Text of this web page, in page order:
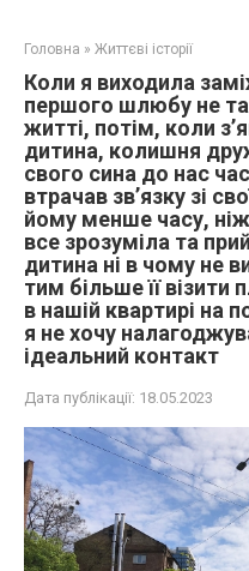
Головна » Життєві історії
Коли я виходила
першого шлюбу не
житті, потім, коли
дитина, колишня
свого сина до нас
втрачав зв’язку зі
йому менше часу,
все зрозуміла та
дитина ні в чому не
тим більше її
в нашій квартирі на
я не хочу
ідеальний контакт
Дата публікації: 18.05.2023